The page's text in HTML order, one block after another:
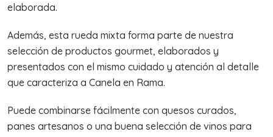
elaborada.
Además, esta rueda mixta forma parte de nuestra
selección de productos gourmet, elaborados y
presentados con el mismo cuidado y atención al detalle
que caracteriza a Canela en Rama.
Puede combinarse fácilmente con quesos curados,
panes artesanos o una buena selección de vinos para